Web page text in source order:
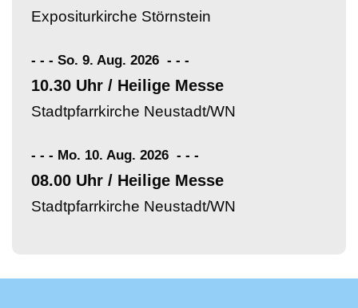
Expositurkirche Störnstein
- - - So. 9. Aug. 2026 - - -
10.30 Uhr / Heilige Messe
Stadtpfarrkirche Neustadt/WN
- - - Mo. 10. Aug. 2026 - - -
08.00 Uhr / Heilige Messe
Stadtpfarrkirche Neustadt/WN